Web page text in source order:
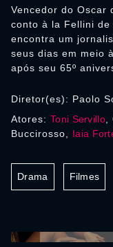
Vencedor do Oscar
conto à la Fellini
encontra um
seus dias em meio
após seu 65º
Diretor(es): Paolo
Atores: Toni Servillo,
Buccirosso, Iaia
Drama Filmes